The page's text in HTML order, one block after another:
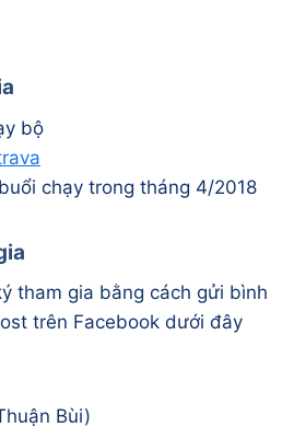
bộ
chạy trong tháng 4/2018
tham gia bằng cách gửi bình
trên Facebook dưới đây
Bùi)